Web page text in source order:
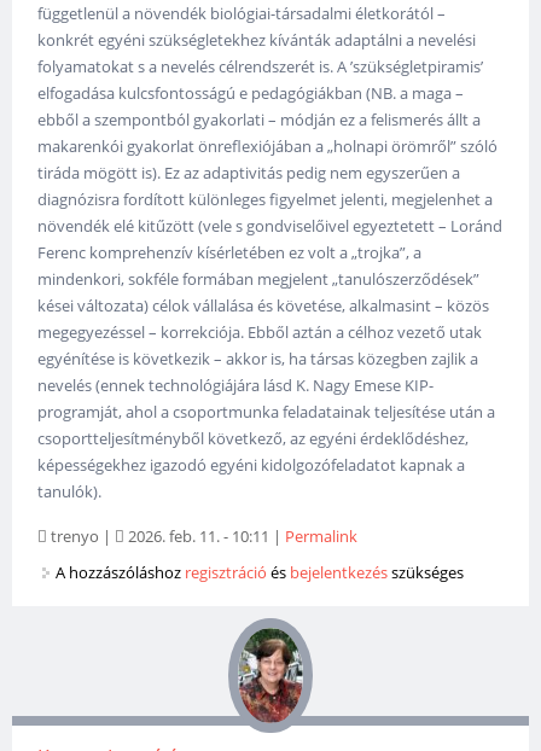
függetlenül a növendék biológiai-társadalmi életkorától –
konkrét egyéni szükségletekhez kívánták adaptálni a nevelési
folyamatokat s a nevelés célrendszerét is. A ’szükségletpiramis’
elfogadása kulcsfontosságú e pedagógiákban (NB. a maga –
ebből a szempontból gyakorlati – módján ez a felismerés állt a
makarenkói gyakorlat önreflexiójában a „holnapi örömről” szóló
tiráda mögött is). Ez az adaptivitás pedig nem egyszerűen a
diagnózisra fordított különleges figyelmet jelenti, megjelenhet a
növendék elé kitűzött (vele s gondviselőivel egyeztetett – Loránd
Ferenc komprehenzív kísérletében ez volt a „trojka”, a
mindenkori, sokféle formában megjelent „tanulószerződések”
kései változata) célok vállalása és követése, alkalmasint – közös
megegyezéssel – korrekciója. Ebből aztán a célhoz vezető utak
egyénítése is következik – akkor is, ha társas közegben zajlik a
nevelés (ennek technológiájára lásd K. Nagy Emese KIP-
programját, ahol a csoportmunka feladatainak teljesítése után a
csoportteljesítményből következő, az egyéni érdeklődéshez,
képességekhez igazodó egyéni kidolgozófeladatot kapnak a
tanulók).
trenyo | 2026. feb. 11. - 10:11 | Permalink
A hozzászóláshoz regisztráció és bejelentkezésszükséges